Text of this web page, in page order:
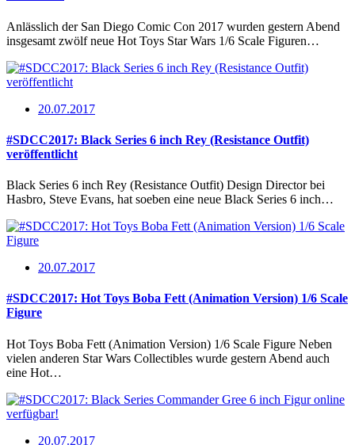
Anlässlich der San Diego Comic Con 2017 wurden gestern Abend
insgesamt zwölf neue Hot Toys Star Wars 1/6 Scale Figuren…
20.07.2017
#SDCC2017: Black Series 6 inch Rey (Resistance Outfit)
veröffentlicht
Black Series 6 inch Rey (Resistance Outfit) Design Director bei
Hasbro, Steve Evans, hat soeben eine neue Black Series 6 inch…
20.07.2017
#SDCC2017: Hot Toys Boba Fett (Animation Version) 1/6 Scale
Figure
Hot Toys Boba Fett (Animation Version) 1/6 Scale Figure Neben
vielen anderen Star Wars Collectibles wurde gestern Abend auch
eine Hot…
20.07.2017